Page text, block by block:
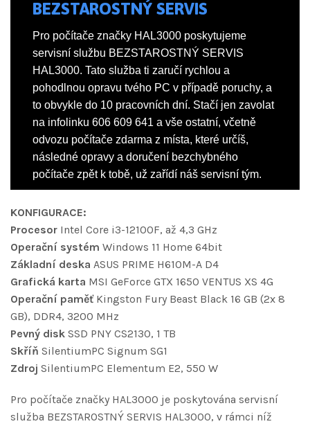
BEZSTAROSTNÝ SERVIS
Pro počítače značky HAL3000 poskytujeme
servisní službu BEZSTAROSTNÝ SERVIS
HAL3000. Tato služba ti zaručí rychlou a
pohodlnou opravu tvého PC v případě poruchy, a
to obvykle do 10 pracovních dní. Stačí jen zavolat
na infolinku 606 609 641 a vše ostatní, včetně
odvozu počítače zdarma z místa, které určíš,
následné opravy a doručení bezchybného
počítače zpět k tobě, už zařídí náš servisní tým.
KONFIGURACE:
Procesor Intel Core i3-12100F, až 4,3 GHz
Operační systém Windows 11 Home 64bit
Základní deska ASUS PRIME H610M-A D4
Grafická karta MSI GeForce GTX 1650 VENTUS XS 4G
Operační paměť Kingston Fury Beast Black 16 GB (2x 8
GB), DDR4, 3200 MHz
Pevný disk SSD PNY CS2130, 1 TB
Skříň SilentiumPC Signum SG1
Zdroj SilentiumPC Elementum E2, 550 W
Pro počítače značky HAL3000 je poskytována servisní
služba BEZSTAROSTNÝ SERVIS HAL3000, v rámci níž